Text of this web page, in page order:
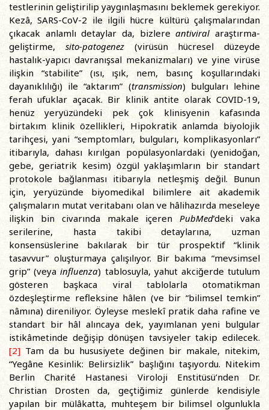
testlerinin geliştirilip yaygınlaşmasını beklemek gerekiyor.
Kezâ, SARS-CoV-2 ile ilgili hücre kültürü çalışmalarından
çıkacak anlamlı detaylar da, bizlereantiviral araştırma-
geliştirme, sito-patogenez (virüsün hücresel düzeyde
hastalık-yapıcı davranışsal mekanizmaları) ve yine virüse
ilişkin “stabilite” (ısı, ışık, nem, basınç koşullarındaki
dayanıklılığı) ile “aktarım” (transmission) bulguları lehine
ferah ufuklar açacak. Bir klinik antite olarak COVID-19,
henüz yeryüzündeki pek çok klinisyenin kafasında
birtakım klinik özellikleri, Hipokratik anlamda biyolojik
tarihçesi, yani “semptomları, bulguları, komplikasyonları”
itibarıyla, dahası kırılgan popülasyonlardaki (yenidoğan,
gebe, geriatrik kesim) özgül yaklaşımların bir standart
protokole bağlanması itibarıyla netleşmiş değil. Bunun
için, yeryüzünde biyomedikal bilimlere ait akademik
çalışmaların mutat veritabanı olan ve hâlihazırda meseleye
ilişkin bin civarında makale içerenPubMed’deki vaka
serilerine, hasta takibi detaylarına, uzman
konsensüslerine bakılarak bir tür prospektif “klinik
tasavvur” oluşturmaya çalışılıyor. Bir bakıma “mevsimsel
grip” (veyainfluenza) tablosuyla, yahut akciğerde tutulum
gösteren başkaca viral tablolarla otomatikman
özdeşleştirme refleksine hâlen (ve bir “bilimsel temkin”
nâmına) direniliyor. Öyleyse meslekî pratik daha rafine ve
standart bir hâl alıncaya dek, yayımlanan yeni bulgular
istikâmetinde değişip dönüşen tavsiyeler takip edilecek.
[2] Tam da bu hususiyete değinen bir makale, nitekim,
“Yegâne Kesinlik: Belirsizlik” başlığını taşıyordu. Nitekim
Berlin Charité Hastanesi Viroloji Enstitüsü’nden Dr.
Christian Drosten da, geçtiğimiz günlerde kendisiyle
yapılan bir mülâkatta, muhteşem bir bilimsel olgunlukla